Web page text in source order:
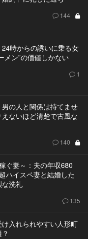
144
時からの誘いに乗る女
メン”の価値しかない
1
男の人と関係は持てませ
ないほど清楚で古風な
140
ぐ妻～：夫の年収680
ハイスペ妻と結婚した
な洗礼
135
け入れられやすい人形町